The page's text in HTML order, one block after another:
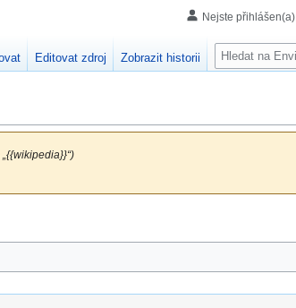
Nejste přihlášen(a)
Editovat zdroj Zobrazit historii
H
l
á